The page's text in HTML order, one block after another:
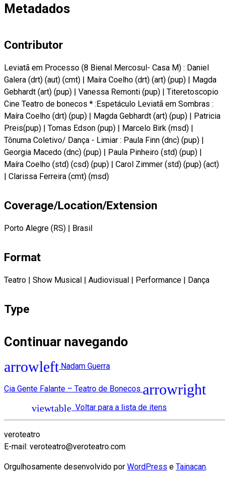
Metadados
Contributor
Leviatã em Processo (8 Bienal Mercosul- Casa M) : Daniel
Galera (drt) (aut) (cmt) | Maíra Coelho (drt) (art) (pup) | Magda
Gebhardt (art) (pup) | Vanessa Remonti (pup) | Titeretoscopio
Cine Teatro de bonecos * :Espetáculo Leviatã em Sombras :
Maíra Coelho (drt) (pup) | Magda Gebhardt (art) (pup) | Patricia
Preis(pup) | Tomas Edson (pup) | Marcelo Birk (msd) |
Tônuma Coletivo/ Dança - Limiar : Paula Finn (dnc) (pup) |
Georgia Macedo (dnc) (pup) | Paula Pinheiro (std) (pup) |
Maíra Coelho (std) (csd) (pup) | Carol Zimmer (std) (pup) (act)
| Clarissa Ferreira (cmt) (msd)
Coverage/Location/Extension
Porto Alegre (RS) | Brasil
Format
Teatro | Show Musical | Audiovisual | Performance | Dança
Type
Continuar navegando
Nadam Guerra
Cia Gente Falante – Teatro de Bonecos
Voltar para a lista de itens
veroteatro
E-mail: veroteatro@veroteatro.com
Orgulhosamente desenvolvido por WordPress e Tainacan.